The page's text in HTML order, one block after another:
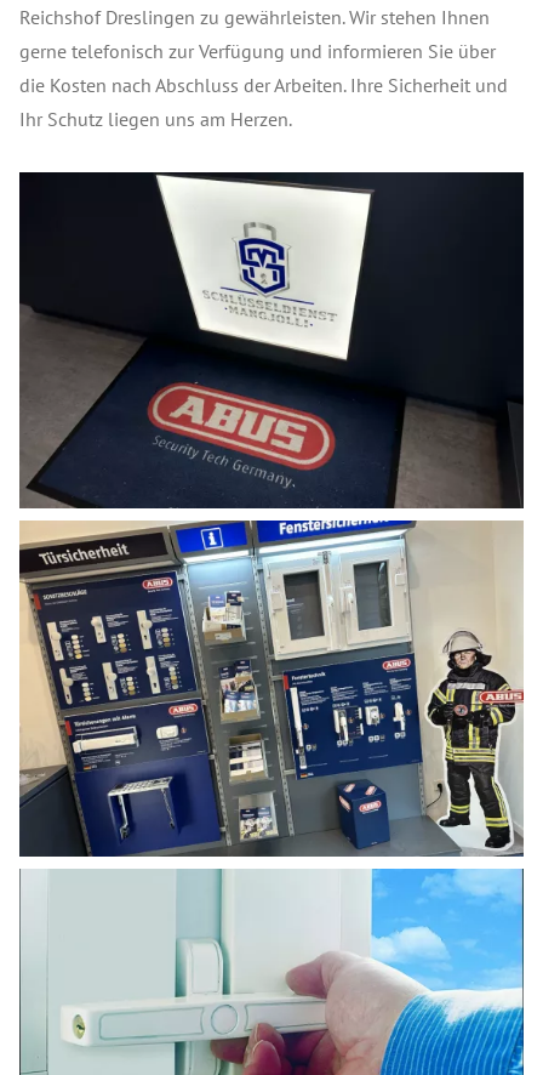
Reichshof Dreslingen zu gewährleisten. Wir stehen Ihnen
gerne telefonisch zur Verfügung und informieren Sie über
die Kosten nach Abschluss der Arbeiten. Ihre Sicherheit und
Ihr Schutz liegen uns am Herzen.